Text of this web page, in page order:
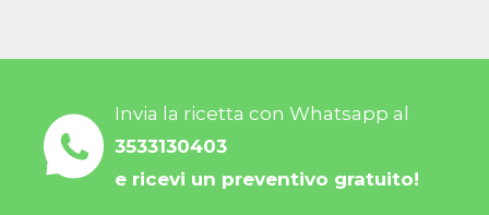
Invia la ricetta con Whatsapp al
3533130403
e ricevi un preventivo gratuito!